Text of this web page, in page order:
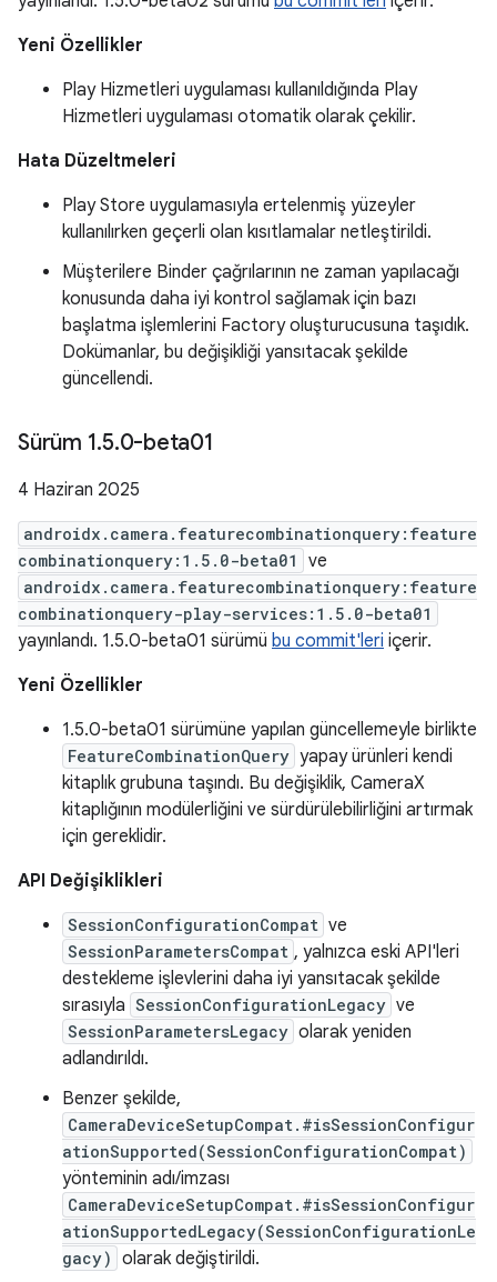
Yeni Özellikler
Play Hizmetleri uygulaması kullanıldığında Play
Hizmetleri uygulaması otomatik olarak çekilir.
Hata Düzeltmeleri
Play Store uygulamasıyla ertelenmiş yüzeyler
kullanılırken geçerli olan kısıtlamalar netleştirildi.
Müşterilere Binder çağrılarının ne zaman yapılacağı
konusunda daha iyi kontrol sağlamak için bazı
başlatma işlemlerini Factory oluşturucusuna taşıdık.
Dokümanlar, bu değişikliği yansıtacak şekilde
güncellendi.
Sürüm 1.5.0-beta01
4 Haziran 2025
androidx.camera.featurecombinationquery:feature
combinationquery:1.5.0-beta01
ve
androidx.camera.featurecombinationquery:feature
combinationquery-play-services:1.5.0-beta01
yayınlandı. 1.5.0-beta01 sürümü bu commit'leri içerir.
Yeni Özellikler
1.5.0-beta01 sürümüne yapılan güncellemeyle birlikte
FeatureCombinationQuery yapay ürünleri kendi
kitaplık grubuna taşındı. Bu değişiklik, CameraX
kitaplığının modülerliğini ve sürdürülebilirliğini artırmak
için gereklidir.
API Değişiklikleri
SessionConfigurationCompat ve
SessionParametersCompat , yalnızca eski API'leri
destekleme işlevlerini daha iyi yansıtacak şekilde
sırasıyla SessionConfigurationLegacy ve
SessionParametersLegacy olarak yeniden
adlandırıldı.
Benzer şekilde,
CameraDeviceSetupCompat.#isSessionConfigur
ationSupported(SessionConfigurationCompat)
yönteminin adı/imzası
CameraDeviceSetupCompat.#isSessionConfigur
ationSupportedLegacy(SessionConfigurationLe
gacy) olarak değiştirildi.